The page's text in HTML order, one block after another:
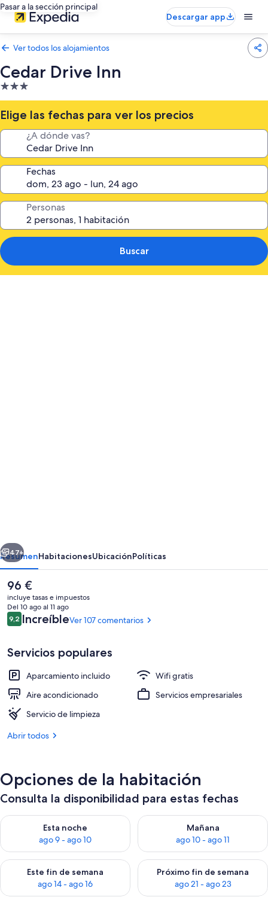
Pasar a la sección principal
Descargar app
Ver todos los alojamientos
Cedar Drive Inn
Alojamiento
de
3.0 estrellas
Elige las fechas para ver los precios
¿A dónde vas?
Fechas
Personas
Buscar
Jardines del alojamiento
Siguiente
47+
ResumenHabitacionesUbicaciónPolíticas
El
precio
actual
es
de
96 €
incluye tasas e impuestos
Del 10 ago al 11 ago
Comentarios
9,29,2 de 10
IncreíbleVer 107 comentarios
Servicios populares
Aparcamiento incluido
Wifi gratis
Aire acondicionado
Servicios empresariales
Servicio de limpieza
Abrir todos
Opciones de la habitación
Consulta la disponibilidad para estas fechas
Esta noche
ago 9 - ago 10
Consulta la disponibilidad para esta noche, ago 9 - ago 10
Mañana
ago 10 - ago 11
Consulta la disponibilidad
Este fin de semana
ago 14 - ago 16
Consulta la disponibilidad para este fin de semana, ago 14 -
Próximo fin de semana
ago 21 - ago 23
Consulta la disponibilidad